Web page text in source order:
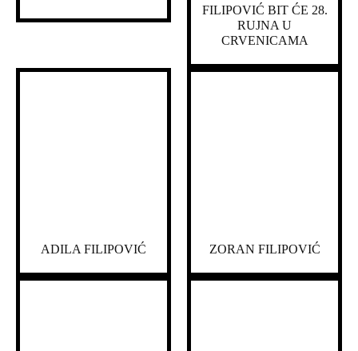
FILIPOVIĆ BIT ĆE 28.
RUJNA U
CRVENICAMA
ADILA FILIPOVIĆ ZORAN FILIPOVIĆ